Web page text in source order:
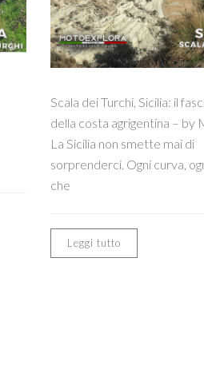
Scala dei Turchi, Sicilia: il
della costa agrigentina – by
La Sicilia non smette mai di
sorprenderci. Ogni curva,
che
Leggi tutto